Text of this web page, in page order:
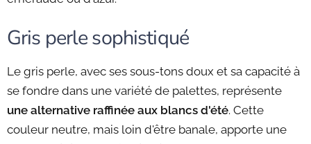
Gris perle sophistiqué
Le gris perle, avec ses sous-tons doux et sa capacité à
se fondre dans une variété de palettes, représente
une alternative raffinée aux blancs d'été. Cette
couleur neutre, mais loin d'être banale, apporte une